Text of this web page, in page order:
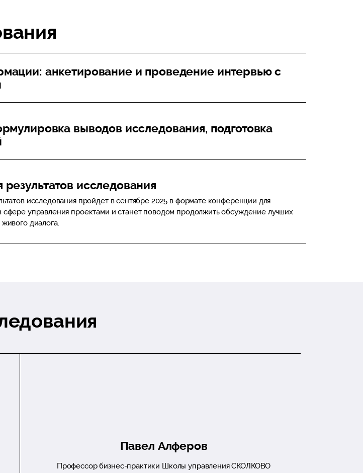
анкетирование и проведение интервью с
выводов исследования, подготовка
исследования
исследования пройдет в сентябре 2025 в формате конференции для
сфере управления проектами и станет поводом продолжить обсуждение лучших
диалога.
Павел Алферов
Профессор бизнес-практики Школы управления СКОЛКОВО